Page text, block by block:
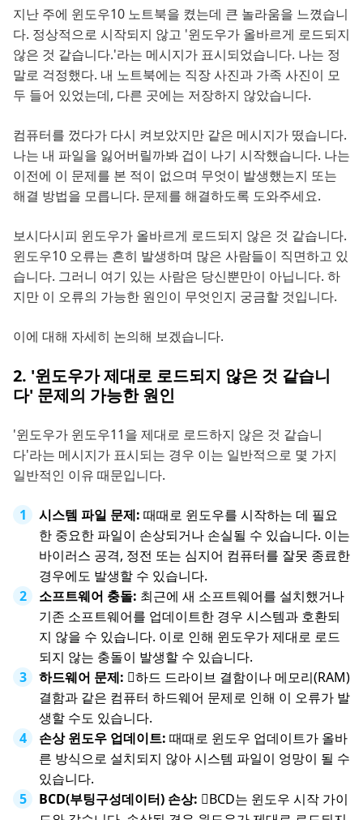
지난 주에 윈도우10 노트북을 켰는데 큰 놀라움을 느꼈습니
다. 정상적으로 시작되지 않고 '윈도우가 올바르게 로드되지
않은 것 같습니다.'라는 메시지가 표시되었습니다. 나는 정
말로 걱정했다. 내 노트북에는 직장 사진과 가족 사진이 모
두 들어 있었는데, 다른 곳에는 저장하지 않았습니다.
컴퓨터를 껐다가 다시 켜보았지만 같은 메시지가 떴습니다.
나는 내 파일을 잃어버릴까봐 겁이 나기 시작했습니다. 나는
이전에 이 문제를 본 적이 없으며 무엇이 발생했는지 또는
해결 방법을 모릅니다. 문제를 해결하도록 도와주세요.
보시다시피 윈도우가 올바르게 로드되지 않은 것 같습니다.
윈도우10 오류는 흔히 발생하며 많은 사람들이 직면하고 있
습니다. 그러니 여기 있는 사람은 당신뿐만이 아닙니다. 하
지만 이 오류의 가능한 원인이 무엇인지 궁금할 것입니다.
이에 대해 자세히 논의해 보겠습니다.
2. '윈도우가 제대로 로드되지 않은 것 같습니
다' 문제의 가능한 원인
'윈도우가 윈도우11을 제대로 로드하지 않은 것 같습니
다'라는 메시지가 표시되는 경우 이는 일반적으로 몇 가지
일반적인 이유 때문입니다.
시스템 파일 문제: 때때로 윈도우를 시작하는 데 필요
한 중요한 파일이 손상되거나 손실될 수 있습니다. 이는
바이러스 공격, 정전 또는 심지어 컴퓨터를 잘못 종료한
경우에도 발생할 수 있습니다.
소프트웨어 충돌: 최근에 새 소프트웨어를 설치했거나
기존 소프트웨어를 업데이트한 경우 시스템과 호환되
지 않을 수 있습니다. 이로 인해 윈도우가 제대로 로드
되지 않는 충돌이 발생할 수 있습니다.
하드웨어 문제: 하드 드라이브 결함이나 메모리(RAM)
결함과 같은 컴퓨터 하드웨어 문제로 인해 이 오류가 발
생할 수도 있습니다.
손상 윈도우 업데이트: 때때로 윈도우 업데이트가 올바
른 방식으로 설치되지 않아 시스템 파일이 엉망이 될 수
있습니다.
BCD(부팅구성데이터) 손상: BCD는 윈도우 시작 가이